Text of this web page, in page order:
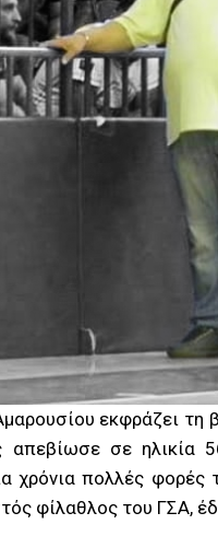
εκφράζει
απεβίωσε σε
χρόνια πολλές
φίλαθλος του ΓΣΑ,